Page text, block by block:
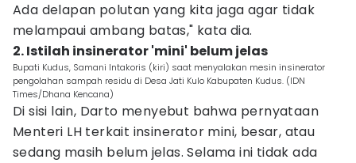
Ada delapan polutan yang kita jaga agar tidak
melampaui ambang batas," kata dia.
2. Istilah insinerator 'mini' belum jelas
Bupati Kudus, Samani Intakoris (kiri) saat menyalakan mesin insinerator
pengolahan sampah residu di Desa Jati Kulo Kabupaten Kudus. (IDN
Times/Dhana Kencana)
Di sisi lain, Darto menyebut bahwa pernyataan
Menteri LH terkait insinerator mini, besar, atau
sedang masih belum jelas. Selama ini tidak ada